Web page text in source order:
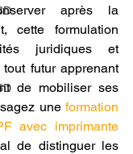
après la
cette formulation
juridiques et
futur apprenant
de mobiliser ses
une formation
avec imprimante
de distinguer les